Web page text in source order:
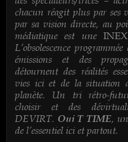
chacun réagit plus par ses
par sa vision directe, au
médiatique est une
L’obsolescence
émissions et des
détournent des réalités
vies ici et de la situation
planète. Un tri rétro-
choisir et des
DEVIRT. Oui T TIME,
de l’essentiel ici et partout.